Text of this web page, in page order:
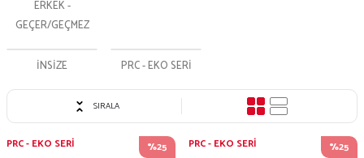
ERKEK -
GEÇER/GEÇMEZ
İNSİZE PRC - EKO SERİ
SIRALA
%25
PRC - EKO SERİ %25
PRC - EKO SERİ